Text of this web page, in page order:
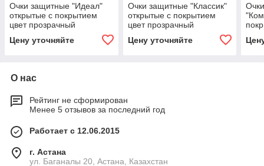
Очки защитные "Идеал"
открытые с покрытием
цвет прозрачный
Цену уточняйте
Очки защитные "Классик"
открытые с покрытием
цвет прозрачный
Цену уточняйте
О нас
Рейтинг не сформирован
Менее 5 отзывов за последний год
Работает с 12.06.2015
г. Астана
ул. Баганалы 20, Астана, Казахстан